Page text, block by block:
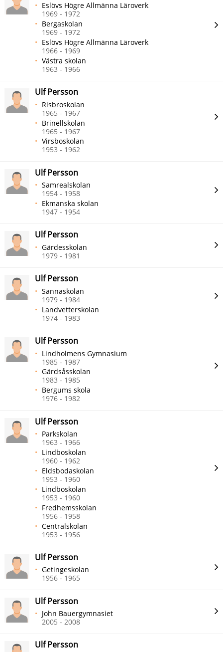
Eslövs Högre Allmänna Läroverk
1969 - 1972
Bergaskolan
1969 - 1972
Eslövs Högre Allmänna Läroverk
1966 - 1969
Västra skolan
1963 - 1966
Ulf Persson
Risbroskolan
1965 - 1967
Brinellskolan
1965 - 1967
Virsboskolan
1953 - 1962
Ulf Persson
Samrealskolan
1954 - 1958
Ekmanska skolan
1947 - 1954
Ulf Persson
Gärdesskolan
1979 - 1981
Ulf Persson
Sannaskolan
1979 - 1984
Landvetterskolan
1974 - 1983
Ulf Persson
Lindholmens Gymnasium
1985 - 1987
Gärdsåsskolan
1983 - 1985
Bergums skola
1976 - 1982
Ulf Persson
Parkskolan
1963 - 1966
Lindboskolan
1960 - 1962
Eldsbodaskolan
1953 - 1960
Lindboskolan
1953 - 1960
Fredhemsskolan
1956 - 1958
Centralskolan
1953 - 1956
Ulf Persson
Getingeskolan
1956 - 1965
Ulf Persson
John Bauergymnasiet
2005 - 2008
Ulf Persson